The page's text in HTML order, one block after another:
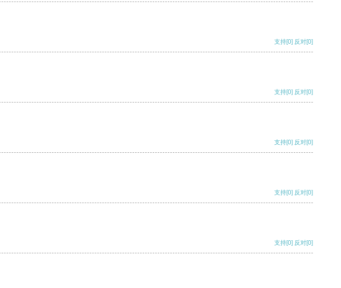
支持[0] 反对[0]
支持[0] 反对[0]
支持[0] 反对[0]
支持[0] 反对[0]
支持[0] 反对[0]